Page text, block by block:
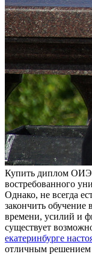
Купить диплoм
востребованного
Однако, не всегда
закончить обучение
времени, усилий и
существует
екатеринбурге
отличным решением